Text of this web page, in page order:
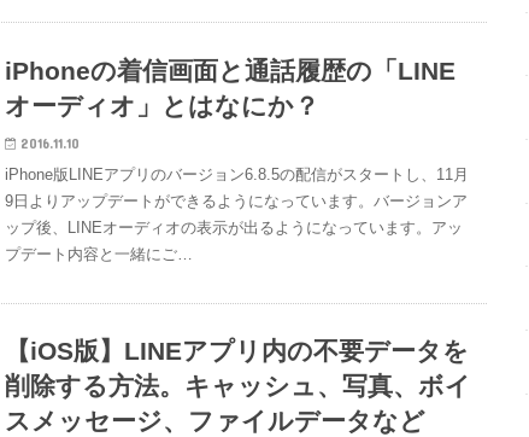
iPhoneの着信画面と通話履歴の「LINE
オーディオ」とはなにか？
2016.11.10
iPhone版LINEアプリのバージョン6.8.5の配信がスタートし、11月
9日よりアップデートができるようになっています。バージョンア
ップ後、LINEオーディオの表示が出るようになっています。アッ
プデート内容と一緒にご…
【iOS版】LINEアプリ内の不要データを
削除する方法。キャッシュ、写真、ボイ
スメッセージ、ファイルデータなど